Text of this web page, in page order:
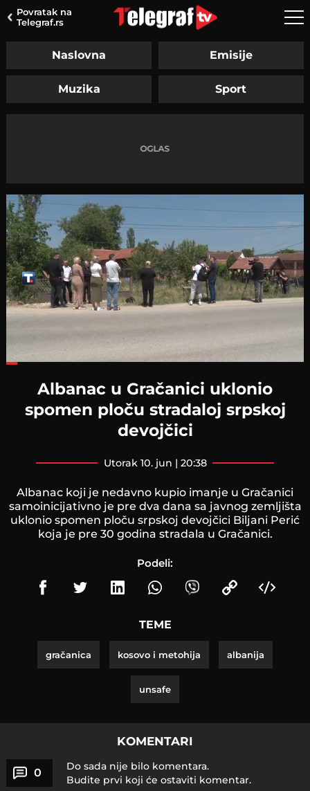
Povratak na
Telegraf.rs
Naslovna Emisije
Muzika Sport
Albanac u Gračanici uklonio
spomen ploču stradaloj srpskoj
devojčici
utorak 10. jun | 20:38
Albanac koji je nedavno kupio imanje u Gračanici
samoinicijativno je pre dva dana sa javnog zemljišta
uklonio spomen ploču srpskoj devojčici Biljani Perić
koja je pre 30 godina stradala u Gračanici.
Podeli:
TEME
gračanica kosovo i metohija albanija
unsafe
KOMENTARI
0
Do sada nije bilo komentara.
Budite prvi koji će ostaviti komentar.